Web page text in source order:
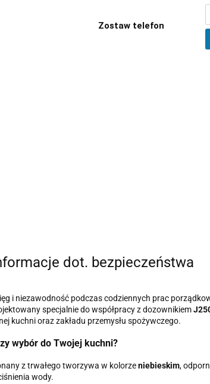
Zostaw telefon
dot. bezpieczeństwa
i niezawodność podczas codziennych prac
specjalnie do współpracy z dozownikiem
kuchni oraz zakładu przemysłu spożywczego.
wybór do Twojej kuchni?
z trwałego tworzywa w kolorzeniebieskim,
wody.